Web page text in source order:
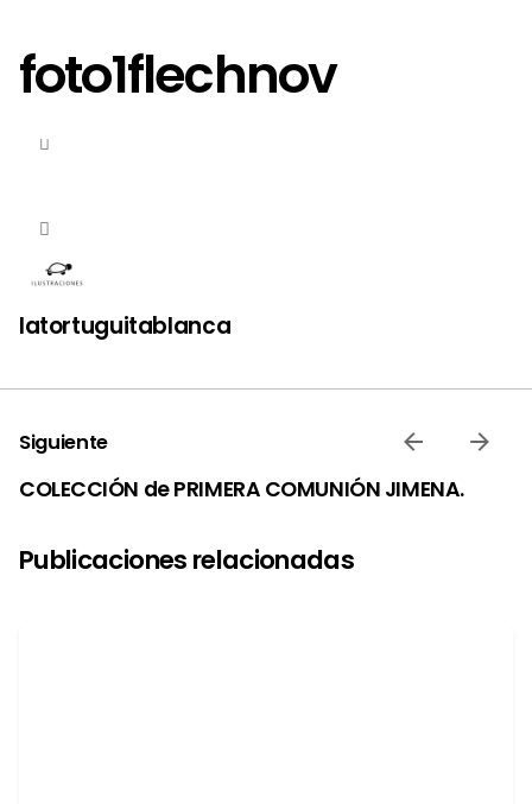
foto1flechnov
latortuguitablanca
Siguiente
COLECCIÓN de PRIMERA COMUNIÓN JIMENA.
Publicaciones relacionadas